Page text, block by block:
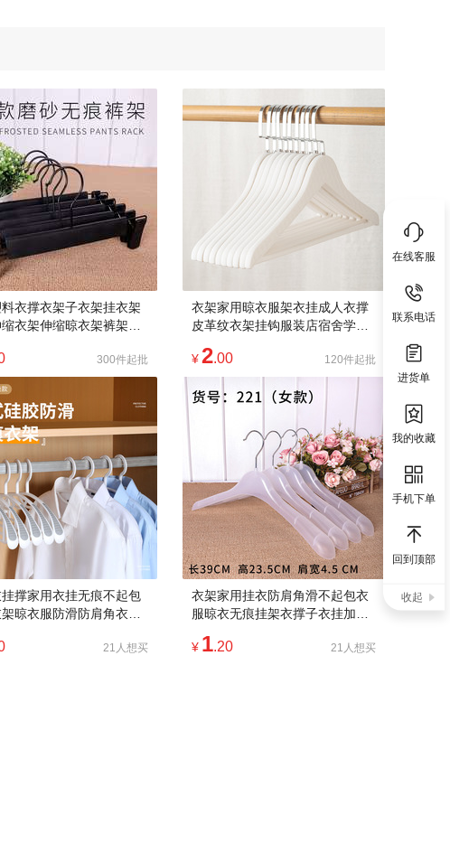
在线客服
联系电话
进货单
我的收藏
手机下单
回到顶部
收起
衣撑衣架子衣架挂衣架
衣架伸缩晾衣架裤架裤
300件起批
衣架家用晾衣服架衣挂成人衣撑
皮革纹衣架挂钩服装店宿舍学生
¥2.00 120件起批
撑家用衣挂无痕不起包
晾衣服防滑防肩角衣柜
21人想买
衣架家用挂衣防肩角滑不起包衣
服晾衣无痕挂架衣撑子衣挂加粗
¥ 1.20 21人想买